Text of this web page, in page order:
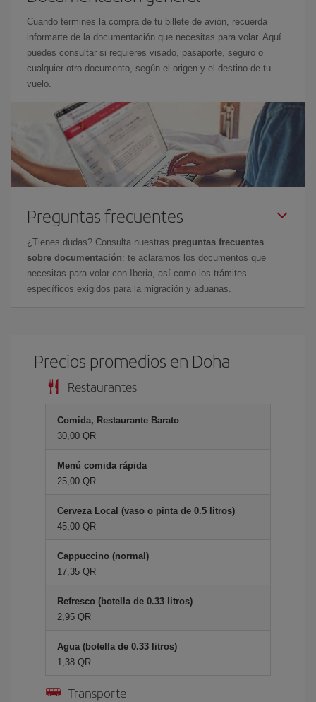
Cuando termines la compra de tu billete de avión, recuerda
informarte de la documentación que necesitas para volar. Aquí
puedes consultar si requieres visado, pasaporte, seguro o
cualquier otro documento, según el origen y el destino de tu
vuelo.
Preguntas frecuentes
¿Tienes dudas? Consulta nuestras preguntas frecuentes
sobre documentación: te aclaramos los documentos que
necesitas para volar con Iberia, así como los trámites
específicos exigidos para la migración y aduanas.
Precios promedios en Doha
Restaurantes
Comida, Restaurante Barato
30,00 QR
Menú comida rápida
25,00 QR
Cerveza Local (vaso o pinta de 0.5 litros)
45,00 QR
Cappuccino (normal)
17,35 QR
Refresco (botella de 0.33 litros)
2,95 QR
Agua (botella de 0.33 litros)
1,38 QR
Transporte